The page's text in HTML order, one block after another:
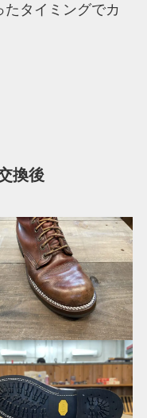
タイミングでカ
換後